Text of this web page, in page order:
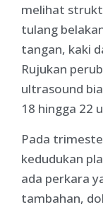
melihat
tulang
tangan, kaki
Rujukan
ultrasound
18 hingga 22
Pada
kedudukan
ada perkara
tambahan,